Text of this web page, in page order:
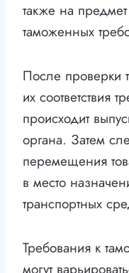
также на
таможенных
После проверки
их соответствия
происходит
органа. Затем
перемещения
в место
транспортных
Требования к